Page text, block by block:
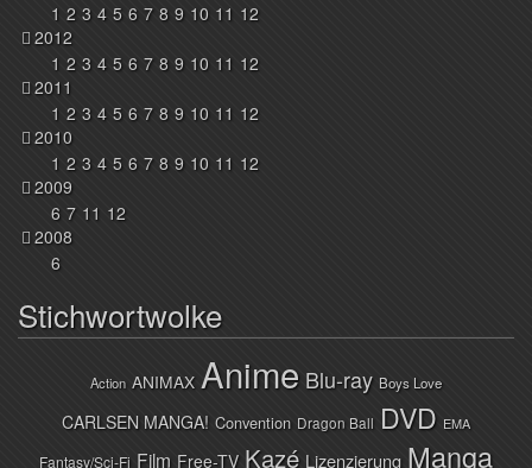
1 2 3 4 5 6 7 8 9 10 11 12
2012
1 2 3 4 5 6 7 8 9 10 11 12
2011
1 2 3 4 5 6 7 8 9 10 11 12
2010
1 2 3 4 5 6 7 8 9 10 11 12
2009
6 7 11 12
2008
6
Stichwortwolke
Action ANIMAX Anime Blu-ray Boys Love
CARLSEN MANGA! Convention Dragon Ball DVD EMA
Fantasy/Sci-Fi Film Free-TV Kazé Lizenzierung Manga